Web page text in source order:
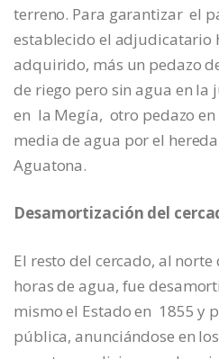
terreno. Para garantizar el
establecido el adjudicatario
adquirido, más un pedazo
de riego pero sin agua en la
en la Megía, otro pedazo
media de agua por el
Aguatona.
Desamortización del
El resto del cercado, al
horas de agua, fue
mismo el Estado en 1855 y
pública, anunciándose en